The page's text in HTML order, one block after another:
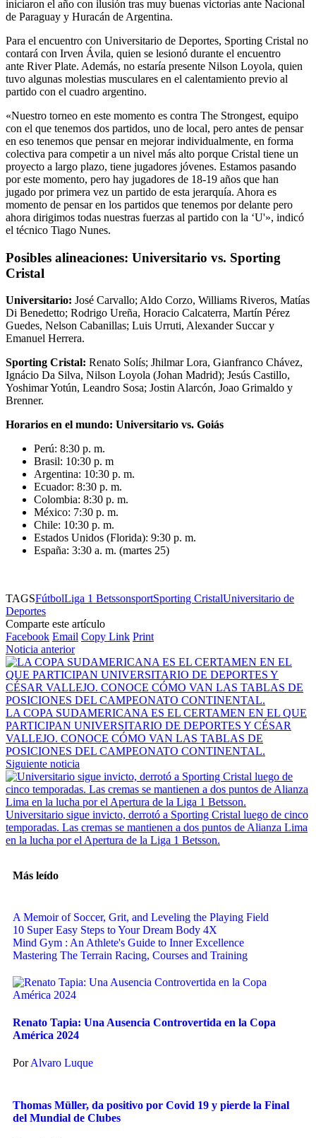
iniciaron el año con ilusión tras muy buenas victorias ante Nacional
de Paraguay y Huracán de Argentina.
Para el encuentro con Universitario de Deportes, Sporting Cristal no
contará con Irven Ávila, quien se lesionó durante el encuentro
ante River Plate. Además, no estaría presente Nilson Loyola, quien
tuvo algunas molestias musculares en el calentamiento previo al
partido con el cuadro argentino.
«Nuestro torneo en este momento es contra The Strongest, equipo
con el que tenemos dos partidos, uno de local, pero antes de pensar
en eso tenemos que pensar en mejorar individualmente, en forma
colectiva para competir a un nivel más alto porque Cristal tiene un
proyecto a largo plazo, tiene jugadores jóvenes. Estamos pasando
por este momento, pero hay jugadores de 18-19 años que han
jugado por primera vez un partido de esta jerarquía. Ahora es
momento de pensar en los partidos que tenemos por delante pero
ahora dirigimos todas nuestras fuerzas al partido con la ‘U'», indicó
el técnico Tiago Nunes.
Posibles alineaciones: Universitario vs. Sporting
Cristal
Universitario: José Carvallo; Aldo Corzo, Williams Riveros, Matías
Di Benedetto; Rodrigo Ureña, Horacio Calcaterra, Martín Pérez
Guedes, Nelson Cabanillas; Luis Urruti, Alexander Succar y
Emanuel Herrera.
Sporting Cristal: Renato Solís; Jhilmar Lora, Gianfranco Chávez,
Ignácio Da Silva, Nilson Loyola (Johan Madrid); Jesús Castillo,
Yoshimar Yotún, Leandro Sosa; Jostin Alarcón, Joao Grimaldo y
Brenner.
Horarios en el mundo: Universitario vs. Goiás
Perú: 8:30 p. m.
Brasil: 10:30 p. m
Argentina: 10:30 p. m.
Ecuador: 8:30 p. m.
Colombia: 8:30 p. m.
México: 7:30 p. m.
Chile: 10:30 p. m.
Estados Unidos (Florida): 9:30 p. m.
España: 3:30 a. m. (martes 25)
TAGSFútbolLiga 1 BetssonsportSporting CristalUniversitario de
Deportes
Comparte este artículo
Facebook Email Copy Link Print
Noticia anterior
LA COPA SUDAMERICANA ES EL CERTAMEN EN EL QUE
PARTICIPAN UNIVERSITARIO DE DEPORTES Y CÉSAR
VALLEJO. CONOCE CÓMO VAN LAS TABLAS DE
POSICIONES DEL CAMPEONATO CONTINENTAL.
Siguiente noticia
Universitario sigue invicto, derrotó a Sporting Cristal luego de cinco
temporadas. Las cremas se mantienen a dos puntos de Alianza Lima
en la lucha por el Apertura de la Liga 1 Betsson.
Más leído
A Memoir of Soccer, Grit, and Leveling the Playing Field
10 Super Easy Steps to Your Dream Body 4X
Mind Gym : An Athlete's Guide to Inner Excellence
Mastering The Terrain Racing, Courses and Training
Renato Tapia: Una Ausencia Controvertida en la Copa
América 2024
Por Alvaro Luque
Thomas Müller, da positivo por Covid 19 y pierde la Final
del Mundial de Clubes